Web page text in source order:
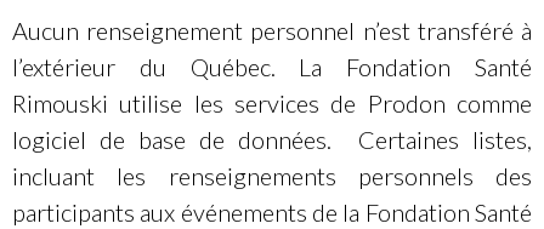
Aucun renseignement personnel n’est transféré à
l’extérieur du Québec. La Fondation Santé
Rimouski utilise les services de Prodon comme
logiciel de base de données. Certaines listes,
incluant les renseignements personnels des
participants aux événements de la Fondation Santé